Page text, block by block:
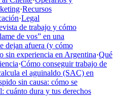
·Recursos
·Legal
de trabajo y cómo
de vos” en una
dejan afuera (y cómo
sin experiencia en Argentina·Qué
·Cómo conseguir trabajo de
el aguinaldo (SAC) en
sin causa: cómo se
cuánto dura y tus derechos